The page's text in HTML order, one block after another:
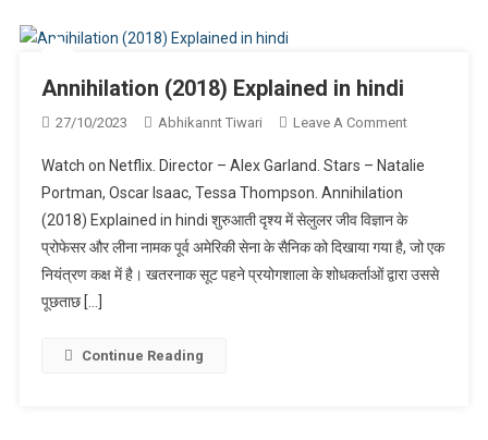
Annihilation (2018) Explained in hindi
27/10/2023 Abhikannt Tiwari Leave A CommentOn
(2018)
In
Hindi
Watch on Netflix. Director – Alex Garland. Stars – Natalie
Portman, Oscar Isaac, Tessa Thompson. Annihilation
(2018) Explained in hindi शुरुआती दृश्य में सेलुलर जीव विज्ञान के
प्रोफेसर और लीना नामक पूर्व अमेरिकी सेना के सैनिक को दिखाया गया है, जो एक
नियंत्रण कक्ष में है। खतरनाक सूट पहने प्रयोगशाला के शोधकर्ताओं द्वारा उससे
पूछताछ […]
Continue Reading